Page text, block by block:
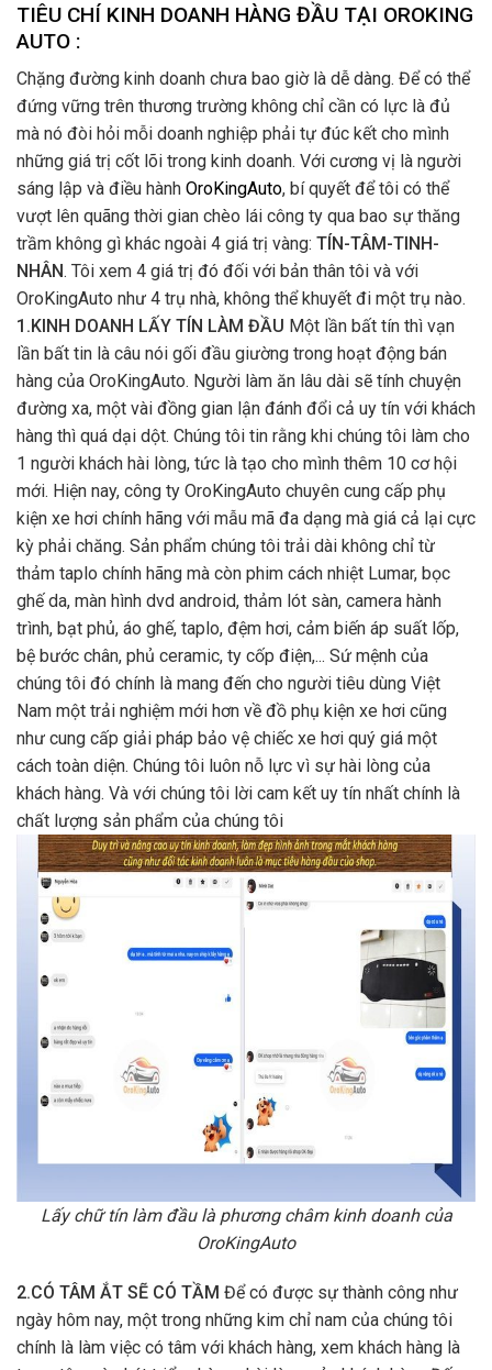
TIÊU CHÍ KINH DOANH HÀNG ĐẦU TẠI OROKING
AUTO :
Chặng đường kinh doanh chưa bao giờ là dễ dàng. Để có thể
đứng vững trên thương trường không chỉ cần có lực là đủ
mà nó đòi hỏi mỗi doanh nghiệp phải tự đúc kết cho mình
những giá trị cốt lõi trong kinh doanh. Với cương vị là người
sáng lập và điều hành OroKingAuto, bí quyết để tôi có thể
vượt lên quãng thời gian chèo lái công ty qua bao sự thăng
trầm không gì khác ngoài 4 giá trị vàng: TÍN-TÂM-TINH-
NHÂN. Tôi xem 4 giá trị đó đối với bản thân tôi và với
OroKingAuto như 4 trụ nhà, không thể khuyết đi một trụ nào.
1.KINH DOANH LẤY TÍN LÀM ĐẦU Một lần bất tín thì vạn
lần bất tin là câu nói gối đầu giường trong hoạt động bán
hàng của OroKingAuto. Người làm ăn lâu dài sẽ tính chuyện
đường xa, một vài đồng gian lận đánh đổi cả uy tín với khách
hàng thì quá dại dột. Chúng tôi tin rằng khi chúng tôi làm cho
1 người khách hài lòng, tức là tạo cho mình thêm 10 cơ hội
mới. Hiện nay, công ty OroKingAuto chuyên cung cấp phụ
kiện xe hơi chính hãng với mẫu mã đa dạng mà giá cả lại cực
kỳ phải chăng. Sản phẩm chúng tôi trải dài không chỉ từ
thảm taplo chính hãng mà còn phim cách nhiệt Lumar, bọc
ghế da, màn hình dvd android, thảm lót sàn, camera hành
trình, bạt phủ, áo ghế, taplo, đệm hơi, cảm biến áp suất lốp,
bệ bước chân, phủ ceramic, ty cốp điện,... Sứ mệnh của
chúng tôi đó chính là mang đến cho người tiêu dùng Việt
Nam một trải nghiệm mới hơn về đồ phụ kiện xe hơi cũng
như cung cấp giải pháp bảo vệ chiếc xe hơi quý giá một
cách toàn diện. Chúng tôi luôn nỗ lực vì sự hài lòng của
khách hàng. Và với chúng tôi lời cam kết uy tín nhất chính là
chất lượng sản phẩm của chúng tôi
Lấy chữ tín làm đầu là phương châm kinh doanh của
OroKingAuto
2.CÓ TÂM ẮT SẼ CÓ TẦM Để có được sự thành công như
ngày hôm nay, một trong những kim chỉ nam của chúng tôi
chính là làm việc có tâm với khách hàng, xem khách hàng là